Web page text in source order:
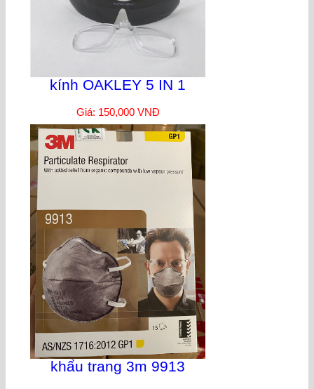
kính OAKLEY 5 IN 1
Giá: 150,000 VNĐ
khẩu trang 3m 9913